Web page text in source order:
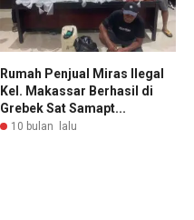
Rumah Penjual Miras Ilegal
Kel. Makassar Berhasil di
Grebek Sat Samapt...
10 bulan lalu